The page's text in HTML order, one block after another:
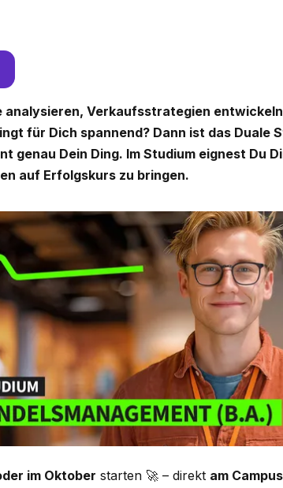
analysieren, Verkaufsstrategien
für Dich spannend? Dann ist das Duale
genau Dein Ding. Im Studium eignest Du
auf Erfolgskurs zu bringen.
im Oktober starten 🚀 – direkt am